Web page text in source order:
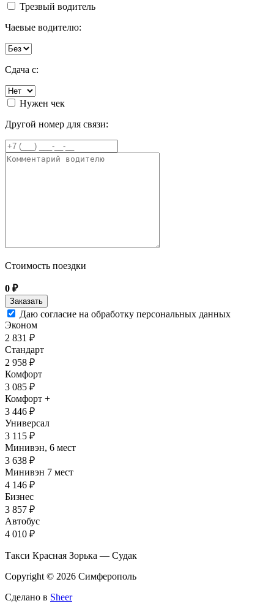
Трезвый водитель
Чаевые водителю:
Сдача с:
Нужен чек
Другой номер для связи:
Стоимость поездки
0 ₽
Даю согласие на обработку персональных данных
Эконом
2 831 ₽
Стандарт
2 958 ₽
Комфорт
3 085 ₽
Комфорт +
3 446 ₽
Универсал
3 115 ₽
Минивэн, 6 мест
3 638 ₽
Минивэн 7 мест
4 146 ₽
Бизнес
3 857 ₽
Автобус
4 010 ₽
Такси Красная Зорька — Судак
Copyright © 2026 Симферополь
Сделано в Sheer